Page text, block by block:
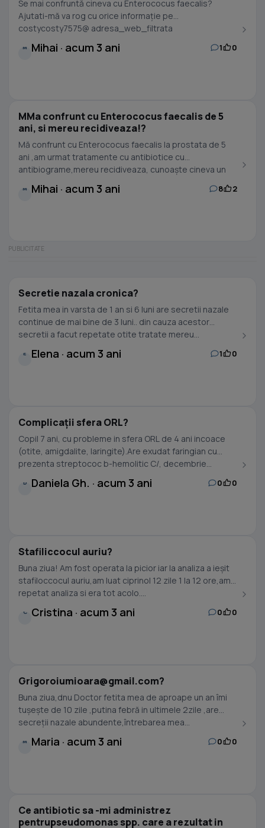
Se mai confruntă cineva cu Enterococus faecalis?
Ajutati-mă va rog cu orice informație pe
costycosty7575@ adresa_web_filtrata
M Mihai · acum 3 ani 1 0
MMa confrunt cu Enterococus faecalis de 5
ani, si mereu recidiveaza!?
Mă confrunt cu Enterococus faecalis la prostata de 5
ani ,am urmat tratamente cu antibiotice cu
antibiograme,mereu recidiveaza, cunoaște cineva un
M Mihai · acum 3 ani 8 2
Secretie nazala cronica?
Fetita mea in varsta de 1 an si 6 luni are secretii nazale
continue de mai bine de 3 luni.. din cauza acestor
secretii a facut repetate otite tratate mereu...
E Elena · acum 3 ani 1 0
Complicații sfera ORL?
Copil 7 ani, cu probleme in sfera ORL de 4 ani incoace
(otite, amigdalite, laringite).Are exudat faringian cu
prezenta streptococ b-hemolitic C/, decembrie...
D Daniela Gh. · acum 3 ani 0 0
Stafiliccocul auriu?
Buna ziua! Am fost operata la picior iar la analiza a ieșit
stafiloccocul auriu,am luat ciprinol 12 zile 1 la 12 ore,am
repetat analiza si era tot acolo....
C Cristina · acum 3 ani 0 0
Grigoroiumioara@gmail.com?
Buna ziua,dnu Doctor fetita mea de aproape un an îmi
tușește de 10 zile ,putina febră in ultimele 2zile ,are
secreții nazale abundente,întrebarea mea...
M Maria · acum 3 ani 0 0
Ce antibiotic sa -mi administrez
pentrupseudomonas spp. care a rezultat in